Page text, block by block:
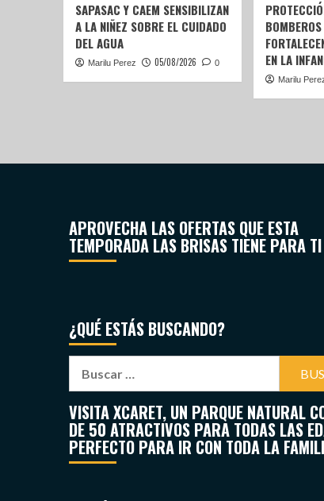
SAPASAC Y CAEM SENSIBILIZAN
A LA NIÑEZ SOBRE EL CUIDADO
DEL AGUA
Marilu Perez 05/08/2026 0
EN LA
Marilu
APROVECHA LAS OFERTAS QUE ESTA
TEMPORADA LAS BRISAS TIENE PARA TI
¿QUÉ ESTÁS BUSCANDO?
VISITA XCARET, UN PARQUE NATURAL
DE 50 ATRACTIVOS PARA TODAS LAS
PERFECTO PARA IR CON TODA LA